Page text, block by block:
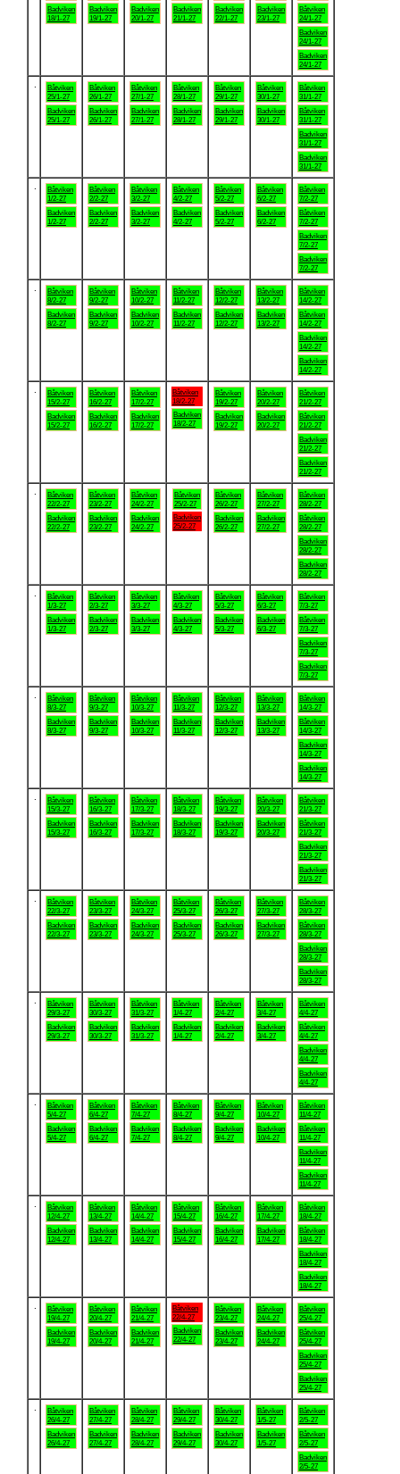
Badviken
18/1-27
Badviken
19/1-27
Badviken
20/1-27
Badviken
21/1-27
Badviken
22/1-27
Badviken
23/1-27
Båtviken
24/1-27
Badviken
24/1-27
Badviken
24/1-27
Båtviken
25/1-27
Badviken
25/1-27
Båtviken
26/1-27
Badviken
26/1-27
Båtviken
27/1-27
Badviken
27/1-27
Båtviken
28/1-27
Badviken
28/1-27
Båtviken
29/1-27
Badviken
29/1-27
Båtviken
30/1-27
Badviken
30/1-27
Båtviken
31/1-27
Båtviken
31/1-27
Badviken
31/1-27
Badviken
31/1-27
Båtviken
1/2-27
Badviken
1/2-27
Båtviken
2/2-27
Badviken
2/2-27
Båtviken
3/2-27
Badviken
3/2-27
Båtviken
4/2-27
Badviken
4/2-27
Båtviken
5/2-27
Badviken
5/2-27
Båtviken
6/2-27
Badviken
6/2-27
Båtviken
7/2-27
Båtviken
7/2-27
Badviken
7/2-27
Badviken
7/2-27
Båtviken
8/2-27
Badviken
8/2-27
Båtviken
9/2-27
Badviken
9/2-27
Båtviken
10/2-27
Badviken
10/2-27
Båtviken
11/2-27
Badviken
11/2-27
Båtviken
12/2-27
Badviken
12/2-27
Båtviken
13/2-27
Badviken
13/2-27
Båtviken
14/2-27
Båtviken
14/2-27
Badviken
14/2-27
Badviken
14/2-27
Båtviken
15/2-27
Badviken
15/2-27
Båtviken
16/2-27
Badviken
16/2-27
Båtviken
17/2-27
Badviken
17/2-27
Båtviken
18/2-27
Badviken
18/2-27
Båtviken
19/2-27
Badviken
19/2-27
Båtviken
20/2-27
Badviken
20/2-27
Båtviken
21/2-27
Båtviken
21/2-27
Badviken
21/2-27
Badviken
21/2-27
Båtviken
22/2-27
Badviken
22/2-27
Båtviken
23/2-27
Badviken
23/2-27
Båtviken
24/2-27
Badviken
24/2-27
Båtviken
25/2-27
Badviken
25/2-27
Båtviken
26/2-27
Badviken
26/2-27
Båtviken
27/2-27
Badviken
27/2-27
Båtviken
28/2-27
Båtviken
28/2-27
Badviken
28/2-27
Badviken
28/2-27
Båtviken
1/3-27
Badviken
1/3-27
Båtviken
2/3-27
Badviken
2/3-27
Båtviken
3/3-27
Badviken
3/3-27
Båtviken
4/3-27
Badviken
4/3-27
Båtviken
5/3-27
Badviken
5/3-27
Båtviken
6/3-27
Badviken
6/3-27
Båtviken
7/3-27
Båtviken
7/3-27
Badviken
7/3-27
Badviken
7/3-27
Båtviken
8/3-27
Badviken
8/3-27
Båtviken
9/3-27
Badviken
9/3-27
Båtviken
10/3-27
Badviken
10/3-27
Båtviken
11/3-27
Badviken
11/3-27
Båtviken
12/3-27
Badviken
12/3-27
Båtviken
13/3-27
Badviken
13/3-27
Båtviken
14/3-27
Båtviken
14/3-27
Badviken
14/3-27
Badviken
14/3-27
Båtviken
15/3-27
Badviken
15/3-27
Båtviken
16/3-27
Badviken
16/3-27
Båtviken
17/3-27
Badviken
17/3-27
Båtviken
18/3-27
Badviken
18/3-27
Båtviken
19/3-27
Badviken
19/3-27
Båtviken
20/3-27
Badviken
20/3-27
Båtviken
21/3-27
Båtviken
21/3-27
Badviken
21/3-27
Badviken
21/3-27
Båtviken
22/3-27
Badviken
22/3-27
Båtviken
23/3-27
Badviken
23/3-27
Båtviken
24/3-27
Badviken
24/3-27
Båtviken
25/3-27
Badviken
25/3-27
Båtviken
26/3-27
Badviken
26/3-27
Båtviken
27/3-27
Badviken
27/3-27
Båtviken
28/3-27
Båtviken
28/3-27
Badviken
28/3-27
Badviken
28/3-27
Båtviken
29/3-27
Badviken
29/3-27
Båtviken
30/3-27
Badviken
30/3-27
Båtviken
31/3-27
Badviken
31/3-27
Båtviken
1/4-27
Badviken
1/4-27
Båtviken
2/4-27
Badviken
2/4-27
Båtviken
3/4-27
Badviken
3/4-27
Båtviken
4/4-27
Båtviken
4/4-27
Badviken
4/4-27
Badviken
4/4-27
Båtviken
5/4-27
Badviken
5/4-27
Båtviken
6/4-27
Badviken
6/4-27
Båtviken
7/4-27
Badviken
7/4-27
Båtviken
8/4-27
Badviken
8/4-27
Båtviken
9/4-27
Badviken
9/4-27
Båtviken
10/4-27
Badviken
10/4-27
Båtviken
11/4-27
Båtviken
11/4-27
Badviken
11/4-27
Badviken
11/4-27
Båtviken
12/4-27
Badviken
12/4-27
Båtviken
13/4-27
Badviken
13/4-27
Båtviken
14/4-27
Badviken
14/4-27
Båtviken
15/4-27
Badviken
15/4-27
Båtviken
16/4-27
Badviken
16/4-27
Båtviken
17/4-27
Badviken
17/4-27
Båtviken
18/4-27
Båtviken
18/4-27
Badviken
18/4-27
Badviken
18/4-27
Båtviken
19/4-27
Badviken
19/4-27
Båtviken
20/4-27
Badviken
20/4-27
Båtviken
21/4-27
Badviken
21/4-27
Båtviken
22/4-27
Badviken
22/4-27
Båtviken
23/4-27
Badviken
23/4-27
Båtviken
24/4-27
Badviken
24/4-27
Båtviken
25/4-27
Båtviken
25/4-27
Badviken
25/4-27
Badviken
25/4-27
Båtviken
26/4-27
Badviken
26/4-27
Båtviken
27/4-27
Badviken
27/4-27
Båtviken
28/4-27
Badviken
28/4-27
Båtviken
29/4-27
Badviken
29/4-27
Båtviken
30/4-27
Badviken
30/4-27
Båtviken
1/5-27
Badviken
1/5-27
Båtviken
2/5-27
Båtviken
2/5-27
Badviken
2/5-27